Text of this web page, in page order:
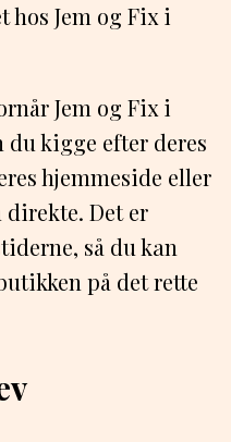
Jem og Fix i
Jem og Fix i
du kigge efter deres
hjemmeside eller
Det er
så du kan
på det rette